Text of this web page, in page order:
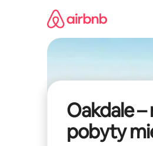
Oakdale –
pobyty